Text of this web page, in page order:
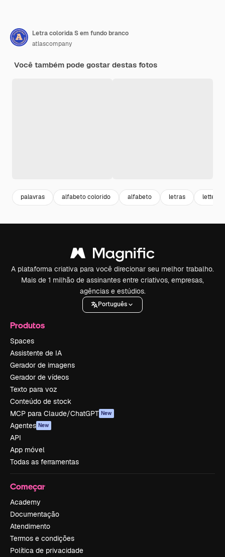
Letra colorida S em fundo branco
atlascompany
Você também pode gostar destas fotos
palavras alfabeto colorido alfabeto letras letter
A plataforma criativa para você direcionar seu melhor trabalho.
Mais de 1 milhão de assinantes entre criativos, empresas,
agências e estúdios.
Português
Produtos
Spaces
Assistente de IA
Gerador de imagens
Gerador de vídeos
Texto para voz
Conteúdo de stock
MCP para Claude/ChatGPT New
Agentes New
API
App móvel
Todas as ferramentas
Começar
Academy
Documentação
Atendimento
Termos e condições
Política de privacidade